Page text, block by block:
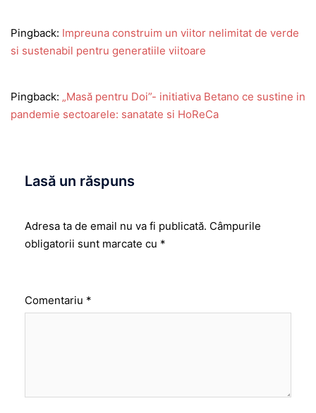
Pingback: Impreuna construim un viitor nelimitat de verde
si sustenabil pentru generatiile viitoare
Pingback: „Masă pentru Doi”- initiativa Betano ce sustine in
pandemie sectoarele: sanatate si HoReCa
Lasă un răspuns
Adresa ta de email nu va fi publicată. Câmpurile
obligatorii sunt marcate cu *
Comentariu *